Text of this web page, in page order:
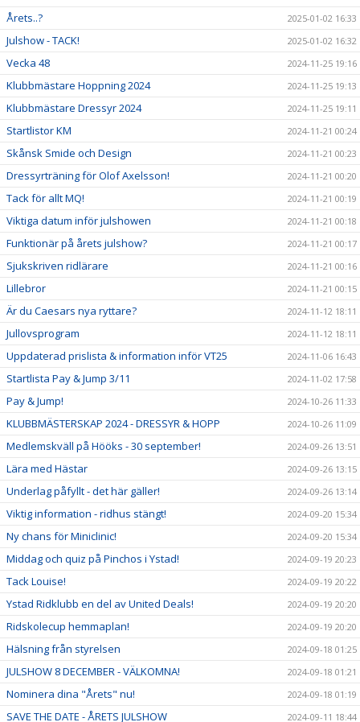
Årets..? 2025-01-02 16:33
Julshow - TACK! 2025-01-02 16:32
Vecka 48 2024-11-25 19:16
Klubbmästare Hoppning 2024 2024-11-25 19:13
Klubbmästare Dressyr 2024 2024-11-25 19:11
Startlistor KM 2024-11-21 00:24
Skånsk Smide och Design 2024-11-21 00:23
Dressyrträning för Olof Axelsson! 2024-11-21 00:20
Tack för allt MQ! 2024-11-21 00:19
Viktiga datum inför julshowen 2024-11-21 00:18
Funktionär på årets julshow? 2024-11-21 00:17
Sjukskriven ridlärare 2024-11-21 00:16
Lillebror 2024-11-21 00:15
Är du Caesars nya ryttare? 2024-11-12 18:11
Jullovsprogram 2024-11-12 18:11
Uppdaterad prislista & information inför VT25 2024-11-06 16:43
Startlista Pay & Jump 3/11 2024-11-02 17:58
Pay & Jump! 2024-10-26 11:33
KLUBBMÄSTERSKAP 2024 - DRESSYR & HOPP 2024-10-26 11:09
Medlemskväll på Hööks - 30 september! 2024-09-26 13:51
Lära med Hästar 2024-09-26 13:15
Underlag påfyllt - det här gäller! 2024-09-26 13:14
Viktig information - ridhus stängt! 2024-09-20 15:34
Ny chans för Miniclinic! 2024-09-20 15:34
Middag och quiz på Pinchos i Ystad! 2024-09-19 20:23
Tack Louise! 2024-09-19 20:22
Ystad Ridklubb en del av United Deals! 2024-09-19 20:20
Ridskolecup hemmaplan! 2024-09-19 20:20
Hälsning från styrelsen 2024-09-18 01:25
JULSHOW 8 DECEMBER - VÄLKOMNA! 2024-09-18 01:21
Nominera dina "Årets" nu! 2024-09-18 01:19
SAVE THE DATE - ÅRETS JULSHOW 2024-09-11 18:44